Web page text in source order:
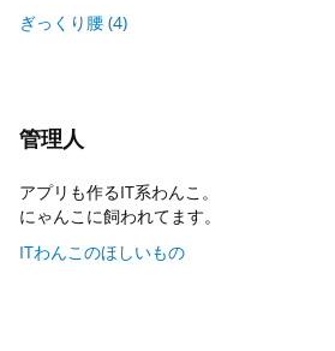
ぎっくり腰 (4)
管理人
アプリも作るIT系わんこ。
にゃんこに飼われてます。
ITわんこのほしいもの